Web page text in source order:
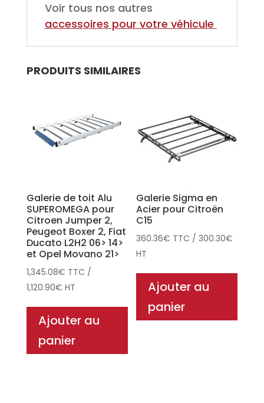
Voir tous nos autres
accessoires pour votre véhicule
PRODUITS SIMILAIRES
Galerie de toit Alu
SUPEROMEGA pour
Citroen Jumper 2,
Peugeot Boxer 2, Fiat
Ducato L2H2 06> 14>
et Opel Movano 21>
1,345.08€ TTC /
1,120.90€ HT
Ajouter au
panier
Galerie Sigma en
Acier pour Citroën
C15
360.36€ TTC /300.30€
HT
Ajouter au
panier